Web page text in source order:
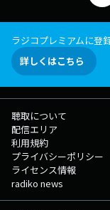
ラジコプレミアムに登
詳しくはこちら
聴取について
配信エリア
利用規約
プライバシーポリシー
ライセンス情報
radiko news